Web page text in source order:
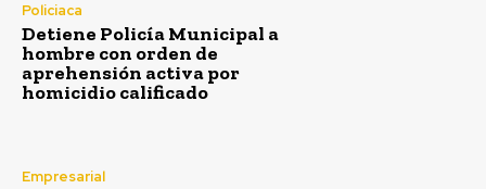
Policiaca
Detiene Policía Municipal a
hombre con orden de
aprehensión activa por
homicidio calificado
Empresarial